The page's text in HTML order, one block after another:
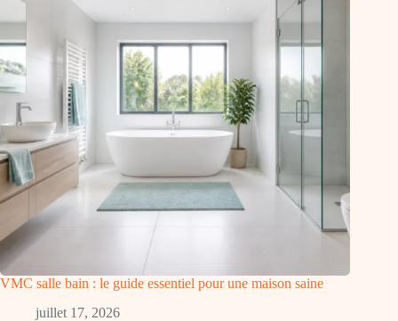
VMC salle bain : le guide essentiel pour une maison saine
juillet 17, 2026